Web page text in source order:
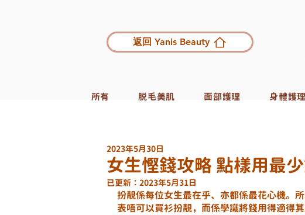
返回 Yanis Beauty
所有 脱毛美肌 面部護理 身體護理
女生慳錢攻略 點樣用最
2023年5月30日
已更新： 2023年5月31日
扮靚係每位女生最在乎、亦都係最花心機。
表唔可以買衫扮靚，而係學識將錢用得適得其